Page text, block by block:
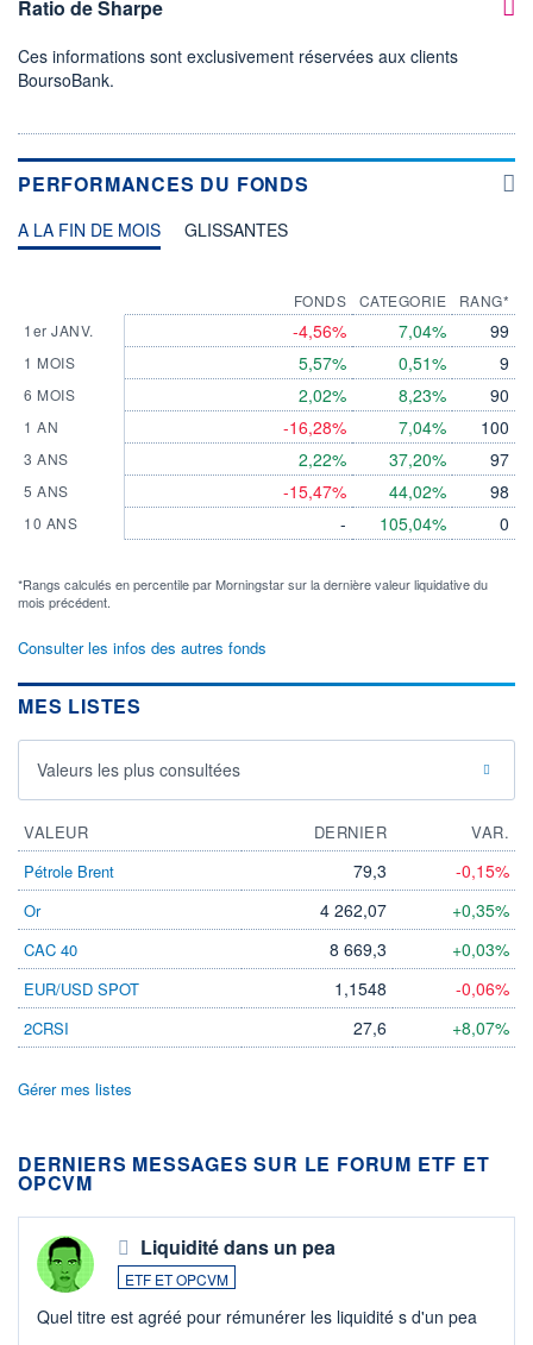
Ratio de Sharpe
Ces informations sont exclusivement réservées aux clients
BoursoBank.
PERFORMANCES DU FONDS
A LA FIN DE MOIS GLISSANTES
1er JANV.
1 MOIS
6 MOIS
1 AN
3 ANS
5 ANS
10 ANS
FONDS
-4,56%
5,57%
2,02%
-16,28%
2,22%
-15,47%
-
CATEGORIE
7,04%
0,51%
8,23%
7,04%
37,20%
44,02%
105,04%
RANG*
99
9
90
100
97
98
0
*Rangs calculés en percentile par Morningstar sur la dernière valeur liquidative du
mois précédent.
Consulter les infos des autres fonds
MES LISTES
Valeurs les plus consultées
VALEUR DERNIER
VAR.
Pétrole Brent
79,3 -0,15%
Or 4 262,07 +0,35%
CAC 40 8 669,3 +0,03%
EUR/USD SPOT 1,1548 -0,06%
2CRSI 27,6 +8,07%
Gérer mes listes
DERNIERS MESSAGES SUR LE FORUM ETF ET
OPCVM
Liquidité dans un pea
ETF ET OPCVM
Quel titre est agréé pour rémunérer les liquidité s d'un pea